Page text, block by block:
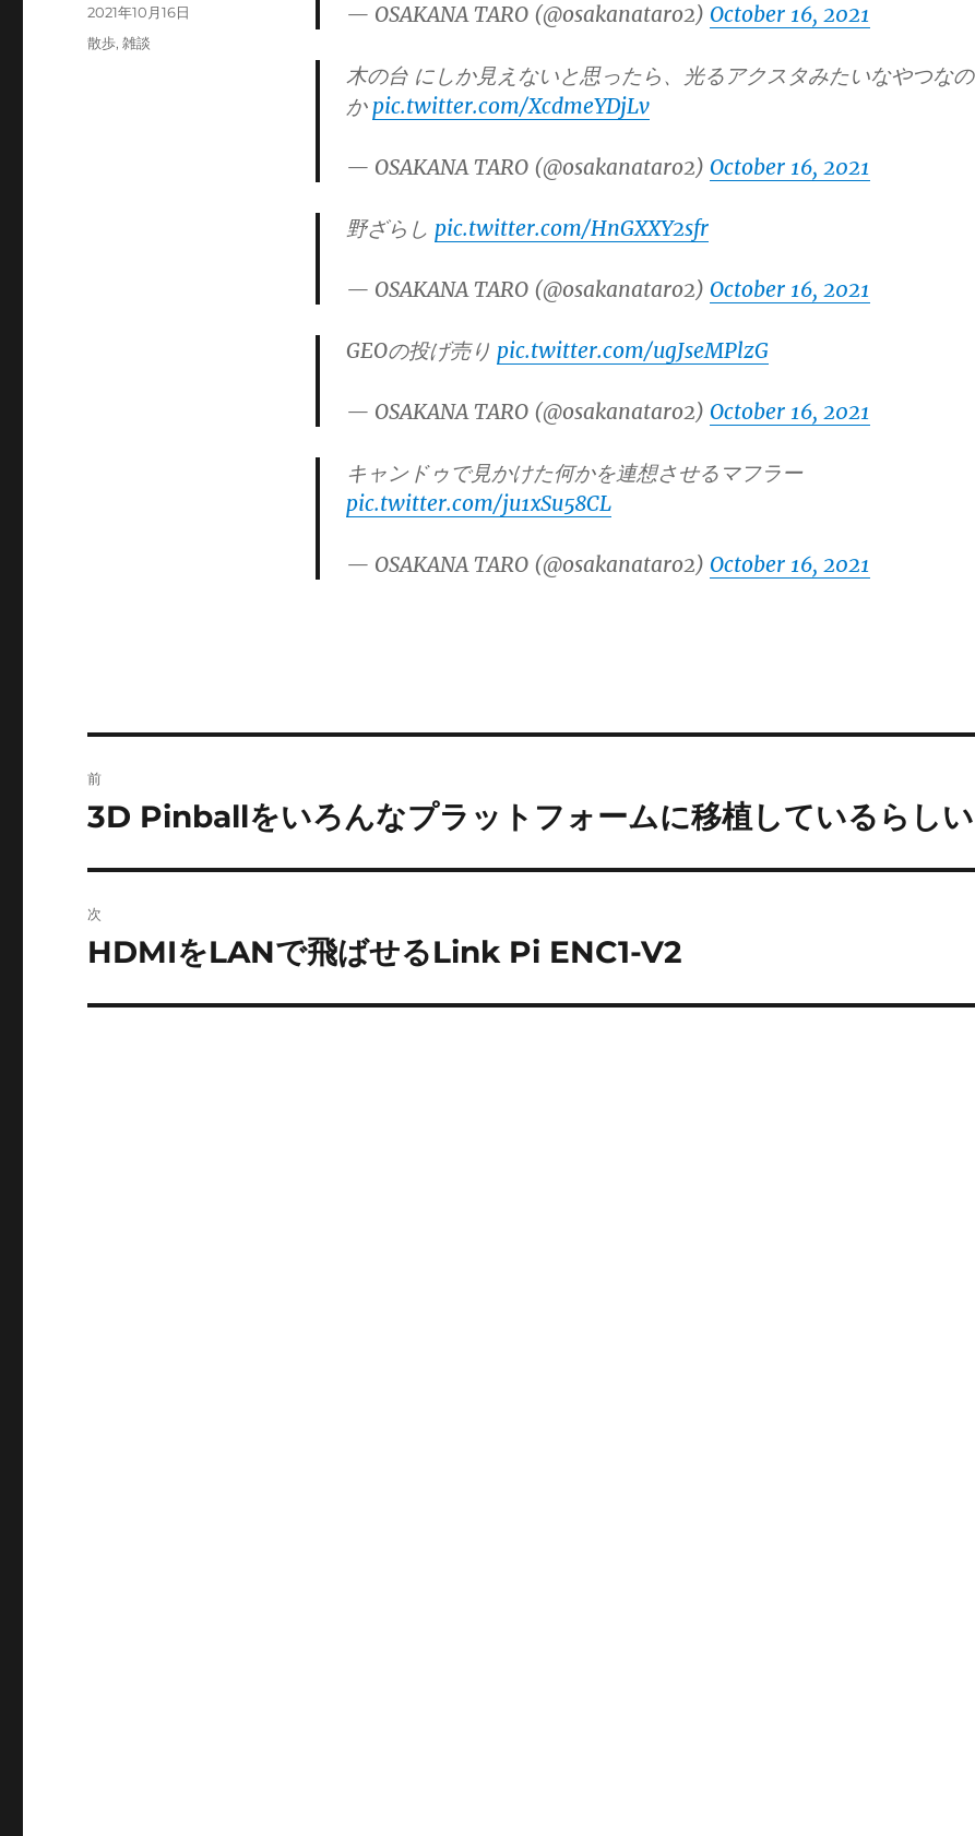
— OSAKANA TARO (@osakanataro2) October 16, 2021
木の台 にしか見えないと思ったら、光るアクスタみたいなやつなの
か pic.twitter.com/XcdmeYDjLv
— OSAKANA TARO (@osakanataro2) October 16, 2021
野ざらし pic.twitter.com/HnGXXY2sfr
— OSAKANA TARO (@osakanataro2) October 16, 2021
GEOの投げ売り pic.twitter.com/ugJseMPlzG
— OSAKANA TARO (@osakanataro2) October 16, 2021
キャンドゥで見かけた何かを連想させるマフラー
pic.twitter.com/ju1xSu58CL
— OSAKANA TARO (@osakanataro2) October 16, 2021
投
稿
2021年10月16日
カ
散歩,雑談
稿
ゲ
前
前
投
稿:
3D Pinballをいろんなプラットフォームに移植しているらしい
次
次
投
HDMIをLANで飛ばせるLink Pi ENC1-V2